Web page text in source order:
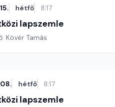
hétfő 8:17
lapszemle
Kövér Tamás
hétfő 8:17
lapszemle